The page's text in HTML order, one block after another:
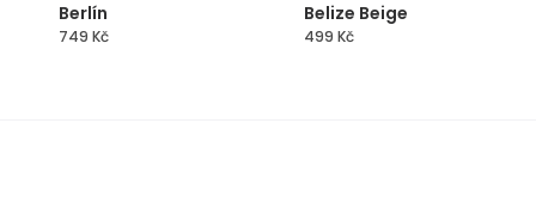
Berlín
749 Kč
Belize Beige
499 Kč